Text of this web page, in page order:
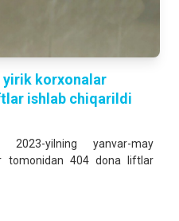
yirik korxonalar
ishlab chiqarildi
2023-yilning yanvar-may
tomonidan 404 dona liftlar